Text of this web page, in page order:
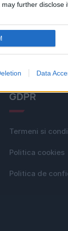
may further disclose
Data
GDPR
Termeni si
Politica cookies
Politica de